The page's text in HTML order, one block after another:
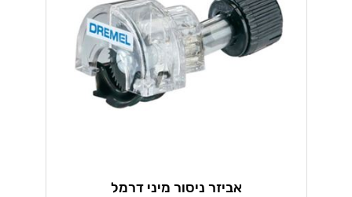
אביזר ניסור מיני דרמל